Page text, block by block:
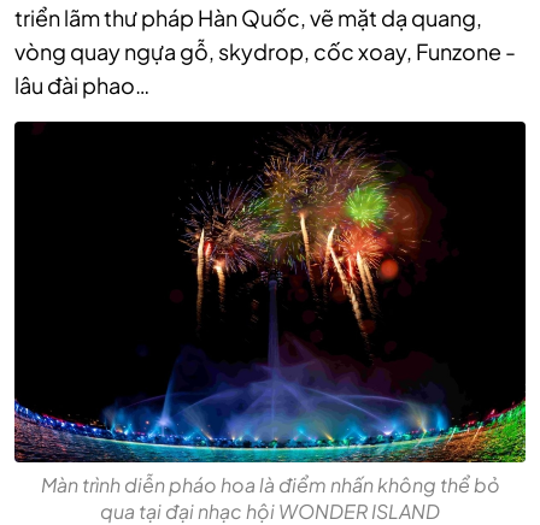
triển lãm thư pháp Hàn Quốc, vẽ mặt dạ quang,
vòng quay ngựa gỗ, skydrop, cốc xoay, Funzone -
lâu đài phao…
Màn trình diễn pháo hoa là điểm nhấn không thể bỏ
qua tại đại nhạc hội WONDER ISLAND